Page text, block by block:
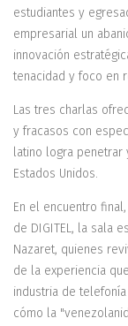
estudiantes y
empresarial un
innovación
tenacidad y foco en
Las tres charlas
y fracasos con
latino logra penetrar
Estados Unidos.
En el encuentro
de DIGITEL, la sala
Nazaret, quienes
de la experiencia
industria de
cómo la